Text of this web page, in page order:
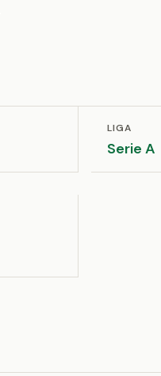
LIGA
Serie A